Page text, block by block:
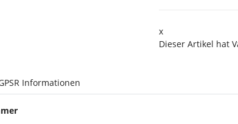
x
Dieser Artikel hat
Informationen